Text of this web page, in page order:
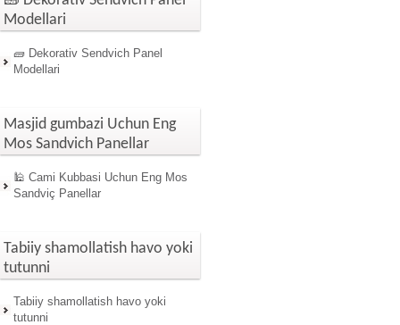
Modellari
🧱 Dekorativ Sendvich Panel
Modellari
Masjid gumbazi Uchun Eng
Mos Sandvich Panellar
🕌 Cami Kubbasi Uchun Eng Mos
Sandviç Panellar
Tabiiy shamollatish havo yoki
tutunni
Tabiiy shamollatish havo yoki
tutunni